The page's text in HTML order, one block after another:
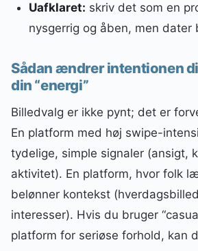
Uafklaret: skriv det som en
nysgerrig og åben, men dater
Sådan ændrer intentionen
din “energi”
Billedvalg er ikke pynt; det er
En platform med høj swipe-
tydelige, simple signaler (ansigt,
aktivitet). En platform, hvor folk
belønner kontekst
interesser). Hvis du bruger
platform for seriøse forhold, kan